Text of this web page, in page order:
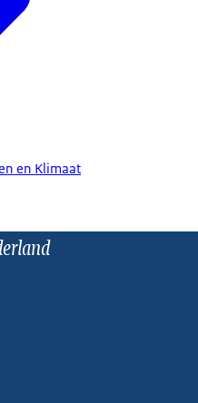
en Klimaat